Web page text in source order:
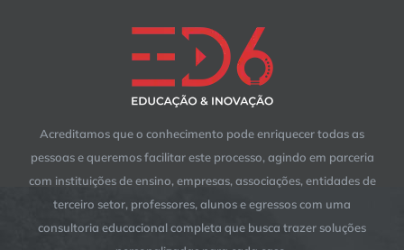
Acreditamos que o conhecimento pode enriquecer todas as
pessoas e queremos facilitar este processo, agindo em parceria
com instituições de ensino, empresas, associações, entidades de
terceiro setor, professores, alunos e egressos com uma
consultoria educacional completa que busca trazer soluções